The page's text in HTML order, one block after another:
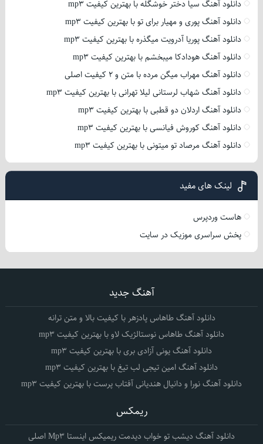
دانلود آهنگ سیا دختر خوشگله با بهترین کیفیت mp3
دانلود آهنگ پوری و مهیار برای تو با بهترین کیفیت mp3
دانلود آهنگ پوریا آدرویت میگذره با بهترین کیفیت mp3
دانلود آهنگ هودادکا میبخشم با بهترین کیفیت mp3
دانلود آهنگ مهراب میگن مرده با متن و 2 کیفیت اصلی
دانلود آهنگ شهاب لرستانی لیلا تهرانی با بهترین کیفیت mp3
دانلود آهنگ اردلان دو قطبی با بهترین کیفیت mp3
دانلود آهنگ کوروش فیانسی با بهترین کیفیت mp3
دانلود آهنگ مرصاد تو میتونی با بهترین کیفیت mp3
لینک های مفید
هاست وردپرس
پخش سراسری موزیک در سایت
آهنگ جدید
دانلود آهنگ طاهاس پادزهر با کیفیت بالا و متن ترانه
دانلود آهنگ طاهاس نوستالژیک لاو با بهترین کیفیت mp3
دانلود آهنگ یونی آزادی بری با بهترین کیفیت mp3
دانلود آهنگ امین تیجی لب تیغ با بهترین کیفیت mp3
دانلود آهنگ نورا و دانیال هندیانی آفتاب پرست با بهترین کیفیت mp3
ریمکس
دانلود آهنگ دیشب تو خواب دیدمت ریمیکس اینستا Mp3 اصلی